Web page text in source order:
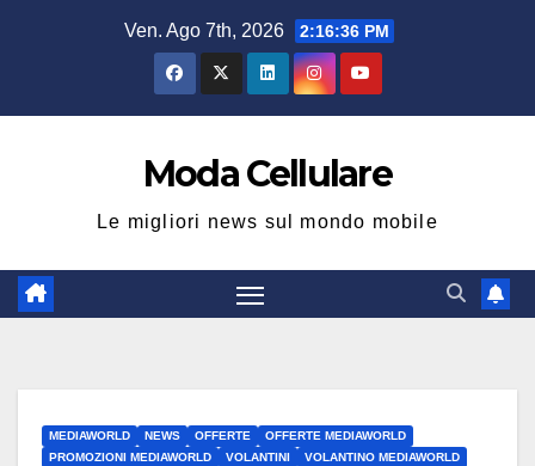
Ven. Ago 7th, 2026 2:16:36 PM
Moda Cellulare
Le migliori news sul mondo mobile
MEDIAWORLD NEWS OFFERTE
OFFERTE MEDIAWORLD
PROMOZIONI MEDIAWORLD
VOLANTINI VOLANTINO MEDIAWORLD